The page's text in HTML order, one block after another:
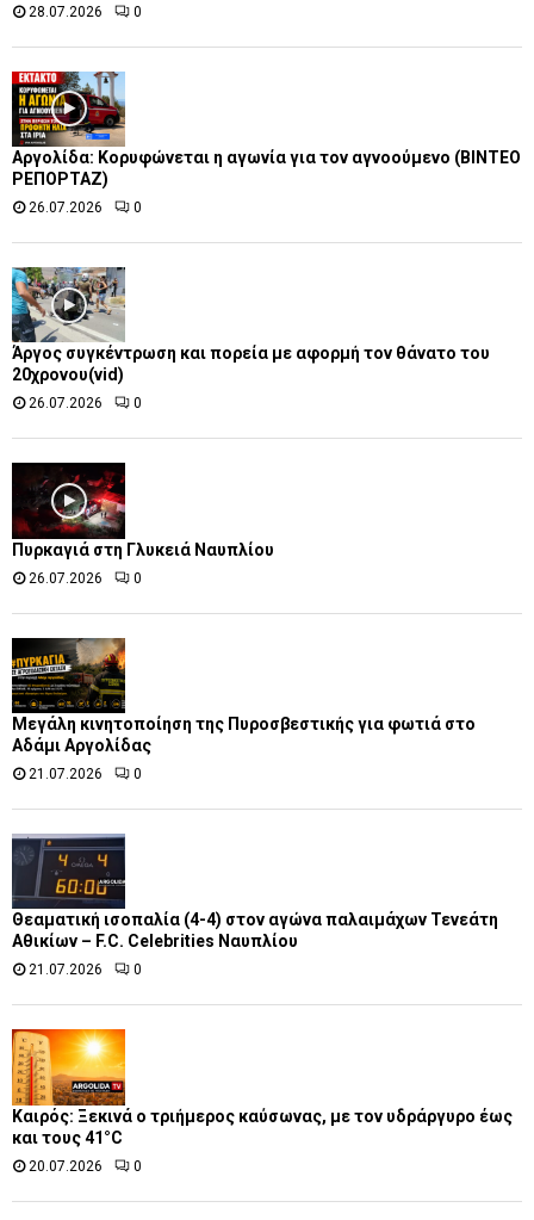
28.07.2026 0
Αργολίδα: Κορυφώνεται η αγωνία για τον αγνοούμενο (ΒΙΝΤΕΟ
ΡΕΠΟΡΤΑΖ)
26.07.2026 0
Άργος συγκέντρωση και πορεία με αφορμή τον θάνατο του
20χρονου(vid)
26.07.2026 0
Πυρκαγιά στη Γλυκειά Ναυπλίου
26.07.2026 0
Μεγάλη κινητοποίηση της Πυροσβεστικής για φωτιά στο
Αδάμι Αργολίδας
21.07.2026 0
Θεαματική ισοπαλία (4-4) στον αγώνα παλαιμάχων Τενεάτη
Αθικίων – F.C. Celebrities Ναυπλίου
21.07.2026 0
Καιρός: Ξεκινά ο τριήμερος καύσωνας, με τον υδράργυρο έως
και τους 41°C
20.07.2026 0